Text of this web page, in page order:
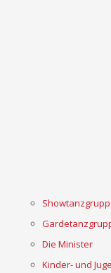
Die Minister
Kinder- und